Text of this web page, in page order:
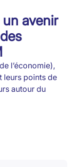
avenir
l’économie),
leurs points de
autour du